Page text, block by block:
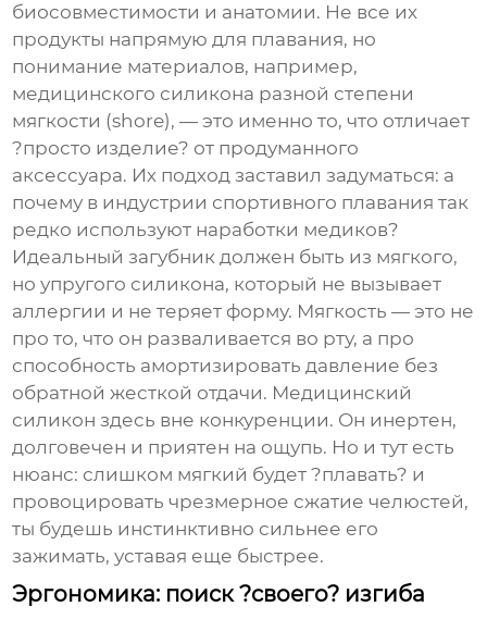
биосовместимости и анатомии. Не все их
продукты напрямую для плавания, но
понимание материалов, например,
медицинского силикона разной степени
мягкости (shore), — это именно то, что отличает
?просто изделие? от продуманного
аксессуара. Их подход заставил задуматься: а
почему в индустрии спортивного плавания так
редко используют наработки медиков?
Идеальный загубник должен быть из мягкого,
но упругого силикона, который не вызывает
аллергии и не теряет форму. Мягкость — это не
про то, что он разваливается во рту, а про
способность амортизировать давление без
обратной жесткой отдачи. Медицинский
силикон здесь вне конкуренции. Он инертен,
долговечен и приятен на ощупь. Но и тут есть
нюанс: слишком мягкий будет ?плавать? и
провоцировать чрезмерное сжатие челюстей,
ты будешь инстинктивно сильнее его
зажимать, уставая еще быстрее.
Эргономика: поиск ?своего? изгиба